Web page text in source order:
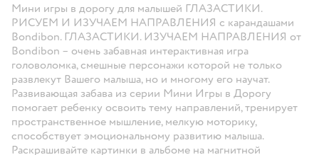
Мини игры в дорогу для малышей ГЛАЗАСТИКИ.
РИСУЕМ И ИЗУЧАЕМ НАПРАВЛЕНИЯ с карандашами
Bondibon. ГЛАЗАСТИКИ. ИЗУЧАЕМ НАПРАВЛЕНИЯ от
Bondibon – очень забавная интерактивная игра
головоломка, смешные персонажи которой не только
развлекут Вашего малыша, но и многому его научат.
Развивающая забава из серии Мини Игры в Дорогу
помогает ребенку освоить тему направлений, тренирует
пространственное мышление, мелкую моторику,
способствует эмоциональному развитию малыша.
Раскрашивайте картинки в альбоме на магнитной